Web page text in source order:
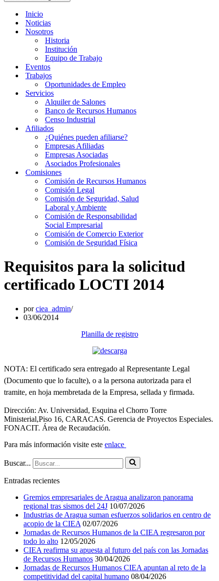
Inicio
Noticias
Nosotros
Historia
Institución
Equipo de Trabajo
Eventos
Trabajos
Oportunidades de Empleo
Servicios
Alquiler de Salones
Banco de Recursos Humanos
Censo Industrial
Afiliados
¿Quiénes pueden afiliarse?
Empresas Afiliadas
Empresas Asociadas
Asociados Profesionales
Comisiones
Comisión de Recursos Humanos
Comisión Legal
Comisión de Seguridad, Salud
Laboral y Ambiente
Comisión de Responsabilidad
Social Empresarial
Comisión de Comercio Exterior
Comisión de Seguridad Física
Requisitos para la solicitud
certificado LOCTI 2014
porciea_admin
03/06/2014
Planilla de registro
NOTA: El certificado sera entregado al Representante Legal
(Documento que lo faculte), o a la persona autorizada para el
tramite, en hoja membretada de la Empresa, sellada y firmada.
Dirección: Av. Universidad, Esquina el Chorro Torre
Ministerial,Piso 16, CARACAS. Gerencia de Proyectos Especiales.
FONACIT. Área de Recaudación.
Para más información visite este enlace
Buscar...
Entradas recientes
Gremios empresariales de Aragua analizaron panorama
regional tras sismos del 24J 10/07/2026
Industrias de Aragua suman esfuerzos solidarios en centro de
acopio de la CIEA 02/07/2026
Jornadas de Recursos Humanos de la CIEA regresaron por
todo lo alto 12/05/2026
CIEA reafirma su apuesta al futuro del país con las Jornadas
de Recursos Humanos 30/04/2026
Jornadas de Recursos Humanos CIEA apuntan al reto de la
competitividad del capital humano 08/04/2026